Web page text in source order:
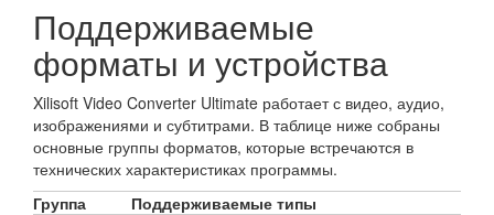
Поддерживаемые
форматы и устройства
Xilisoft Video Converter Ultimate работает с видео, аудио,
изображениями и субтитрами. В таблице ниже собраны
основные группы форматов, которые встречаются в
технических характеристиках программы.
Группа
Поддерживаемые типы